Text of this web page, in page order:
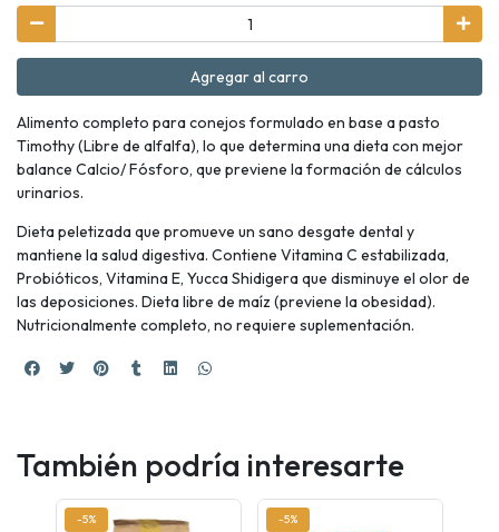
Agregar al carro
Alimento completo para conejos formulado en base a pasto
Timothy (Libre de alfalfa), lo que determina una dieta con mejor
balance Calcio/ Fósforo, que previene la formación de cálculos
urinarios.
Dieta peletizada que promueve un sano desgate dental y
mantiene la salud digestiva. Contiene Vitamina C estabilizada,
Probióticos, Vitamina E, Yucca Shidigera que disminuye el olor de
las deposiciones. Dieta libre de maíz (previene la obesidad).
Nutricionalmente completo, no requiere suplementación.
También podría interesarte
-5% -5%